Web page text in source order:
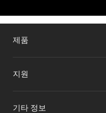
제품
지원
기타 정보